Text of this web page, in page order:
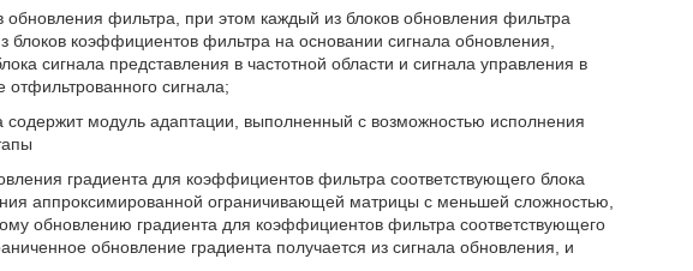
обновления фильтра, при этом каждый из блоков обновления фильтра
блоков коэффициентов фильтра на основании сигнала обновления,
сигнала представления в частотной области и сигнала управления в
сигнала;
модуль адаптации, выполненный с возможностью исполнения
градиента для коэффициентов фильтра соответствующего блока
аппроксимированной ограничивающей матрицы с меньшей сложностью,
обновлению градиента для коэффициентов фильтра соответствующего
обновление градиента получается из сигнала обновления, и